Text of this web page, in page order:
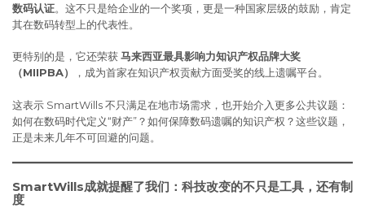
数码认证。这不只是给企业的一个奖项，更是一种国家层级的鼓励，肯定
其在数码转型上的代表性。
更特别的是，它还荣获马来西亚最具影响力知识产权品牌大奖
（MIIPBA）
，成为首家在知识产权贡献方面受奖的线上遗嘱平台。
这表示 SmartWills 不只满足在地市场需求，也开始介入更多公共议题：
如何在数码时代定义“财产”？如何保障数码遗嘱的知识产权？这些议题，
正是未来几年不可回避的问题。
SmartWills成就提醒了我们：科技改变的不只是工具，还有制
度